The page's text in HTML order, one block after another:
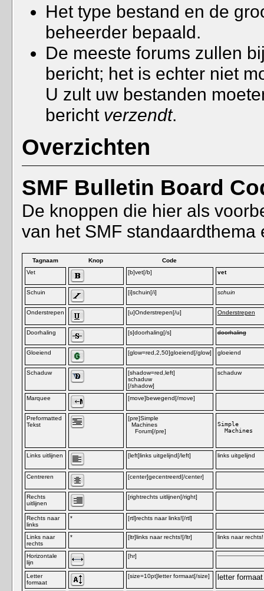
Het type bestand en de
beheerder bepaald.
De meeste forums zullen
bericht; het is echter niet
U zult uw bestanden
bericht verzendt.
Overzichten
SMF Bulletin Board
De knoppen die hier als
van het SMF
Tagnaam Knop
Code
Vet
[b]vet[/b] vet
Schuin [i]schuin[/i] schuin
Onderstrepen [u]Onderstrepen[/u] Onderstrepen
Doorhaling [s]doorhaling[/s] doorhaling
Gloeiend [glow=red,2,50]gloeiend[/glow] gloeiend
Schaduw
[shadow=red,left]
schaduw
[/shadow]
schaduw
Marquee [move]bewegend[/move]
Preformatted
Tekst
[pre]Simple
Machines
Forum[/pre]
Simple
  Machines
Links uitlijnen [left]links uitgelijnd[/left] links uitgelijnd
Centreren [center]gecentreerd[/center]
Rechts
uitlijnen
[rightrechts uitlijnen[/right]
Rechts naar
links
* [rtl]rechts naar links![/rtl]
Links naar
rechts
* [ltr]links naar rechts![/ltr] links naar rechts!
Horizontale
lijn
[hr]
Letter
formaat
[size=10pt]letter formaat[/size] letter formaat